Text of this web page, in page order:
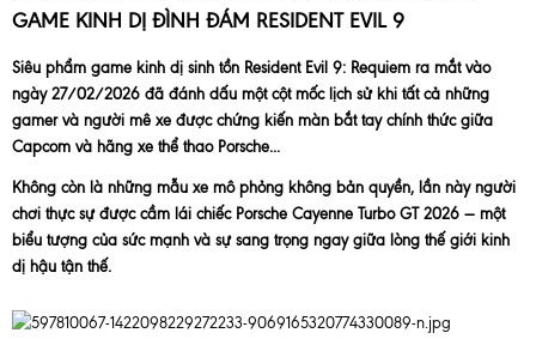
GAME KINH DỊ ĐÌNH ĐÁM RESIDENT EVIL 9
Siêu phẩm game kinh dị sinh tồn Resident Evil 9: Requiem ra mắt vào
ngày 27/02/2026 đã đánh dấu một cột mốc lịch sử khi tất cả những
gamer và người mê xe được chứng kiến màn bắt tay chính thức giữa
Capcom và hãng xe thể thao Porsche...
Không còn là những mẫu xe mô phỏng không bản quyền, lần này người
chơi thực sự được cầm lái chiếc Porsche Cayenne Turbo GT 2026 — một
biểu tượng của sức mạnh và sự sang trọng ngay giữa lòng thế giới kinh
dị hậu tận thế.